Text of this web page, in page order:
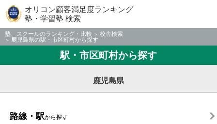
オリコン顧客満足度ランキング
塾・学習塾 検索
塾、スクールのランキング・比較
校舎検索
鹿児島県の駅・市区町村から探す
駅・市区町村から探す
鹿児島県
路線・駅から探す